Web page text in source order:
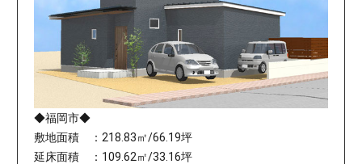
◆福岡市◆
敷地面積 ：218.83㎡/66.19坪
延床面積 ：109.62㎡/33.16坪